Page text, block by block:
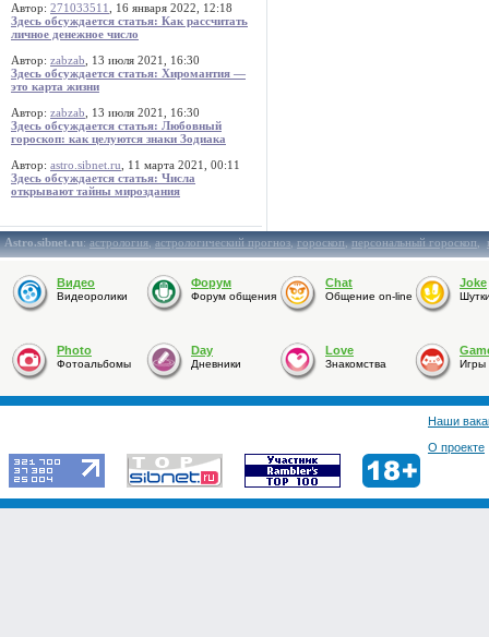
Автор: 271033511
, 16 января 2022, 12:18
Здесь обсуждается статья: Как рассчитать
личное денежное число
Автор: zabzab , 13 июля 2021, 16:30
Здесь обсуждается статья: Хиромантия —
это карта жизни
Автор: zabzab , 13 июля 2021, 16:30
Здесь обсуждается статья: Любовный
гороскоп: как целуются знаки Зодиака
Автор: astro.sibnet.ru , 11 марта 2021, 00:11
Здесь обсуждается статья: Числа
открывают тайны мироздания
Astro.sibnet.ru:астрология,астрологический прогноз,гороскоп,персональный гороскоп,
Видео
Видеоролики
Форум
Форум общения
Chat
Общение on-line
Joke
Photo
Фотоальбомы
Day
Дневники
Love
Знакомства Игры
Наши
О проекте